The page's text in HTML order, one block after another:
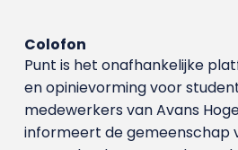
Colofon
Punt is het onafhankelijke
en opinievorming voor
medewerkers van Avans
informeert de gemeenschap